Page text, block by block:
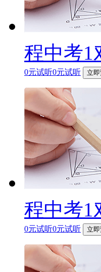
程中考1
0元试听0元试听 立
程中考1
0元试听0元试听 立